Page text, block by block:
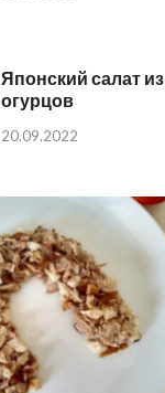
Японский салат из
огурцов
20.09.2022